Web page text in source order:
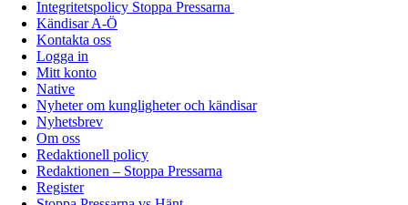
Integritetspolicy Stoppa Pressarna
Kändisar A-Ö
Kontakta oss
Logga in
Mitt konto
Native
Nyheter om kungligheter och kändisar
Nyhetsbrev
Om oss
Redaktionell policy
Redaktionen – Stoppa Pressarna
Register